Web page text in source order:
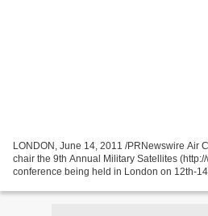
LONDON, June 14, 2011 /PRNewswire Air
chair the 9th Annual Military Satellites
conference being held in London on 12th-